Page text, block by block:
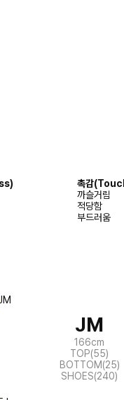
촉감
까슬거림
적당함
부드러움
JM
166cm
TOP(55)
BOTTOM(25)
SHOES(240)